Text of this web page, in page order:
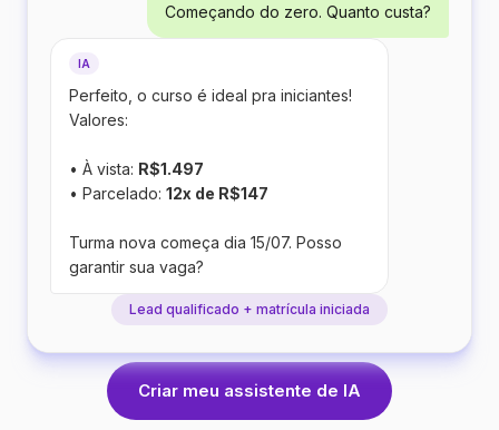
Começando do zero. Quanto custa?
IA
Perfeito, o curso é ideal pra iniciantes!
Valores:
• À vista: R$1.497
• Parcelado: 12x de R$147
Turma nova começa dia 15/07. Posso
garantir sua vaga?
Lead qualificado + matrícula iniciada
Criar meu assistente de IA